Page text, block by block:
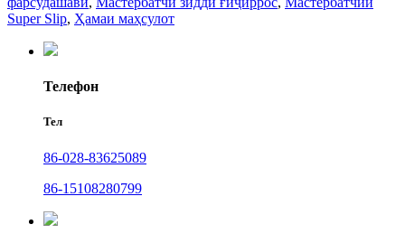
Super Slip, Ҳамаи маҳсулот
Телефон
Тел
86-028-83625089
86-15108280799